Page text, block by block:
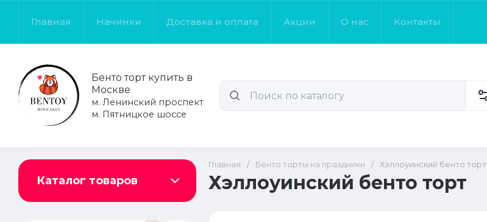
Главная Начинки Доставка и оплата Акции О нас Контакты
Бенто торт купить в
Москве
м. Ленинский проспект
м. Пятницкое шоссе
Каталог товаров
Главная / Бенто торты на праздники / Хэллоуинский бенто торт
Хэллоуинский бенто торт